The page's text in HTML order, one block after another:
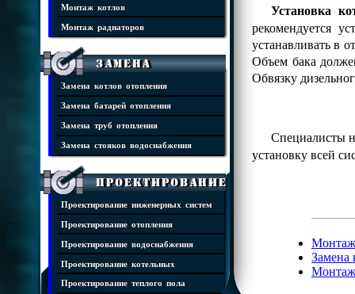
Монтаж котлов
Монтаж радиаторов
Замена
Замена котлов отопления
Замена батарей отопления
Замена труб отопления
Замена стояков водоснабжения
Проектирование
Проектирование инженерных систем
Проектирование отопления
Проектирование водоснабжения
Проектирование котельных
Проектирование теплого пола
Установка
рекомендуется
устанавливать в
Объем бака
Обвязку
Специалисты
установку всей
Монтаж
Замена